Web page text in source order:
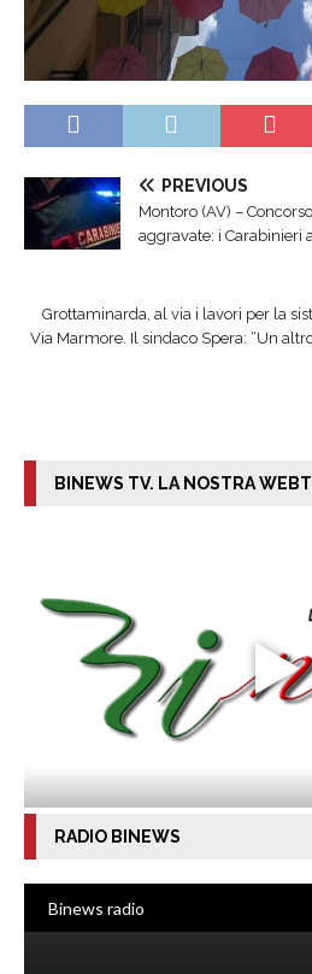
PREVIOUS
Montoro (AV) –
aggravate: i Carabinieri
Grottaminarda, al via i lavori per la
Via Marmore. Il sindaco Spera: “Un
BINEWS TV. LA NOSTRA
RADIO BINEWS